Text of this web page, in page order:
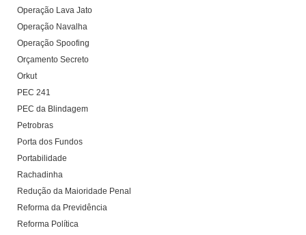
Operação Lava Jato
Operação Navalha
Operação Spoofing
Orçamento Secreto
Orkut
PEC 241
PEC da Blindagem
Petrobras
Porta dos Fundos
Portabilidade
Rachadinha
Redução da Maioridade Penal
Reforma da Previdência
Reforma Política